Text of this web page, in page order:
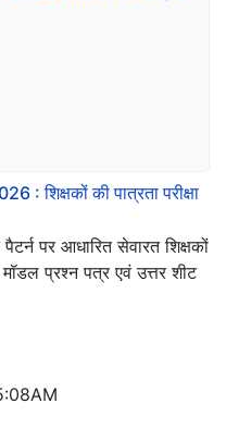
: शिक्षकों की पात्रता परीक्षा
पर आधारित सेवारत शिक्षकों
मॉडल प्रश्न पत्र एवं उत्तर शीट